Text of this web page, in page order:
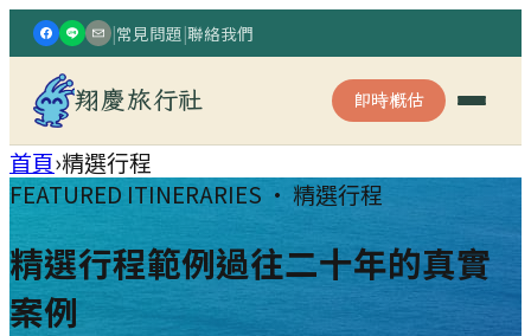
|常見問題|聯絡我們
翔慶旅行社 即時概估
首頁›精選行程
FEATURED ITINERARIES · 精選行程
精選行程範例過往二十年的真實
案例